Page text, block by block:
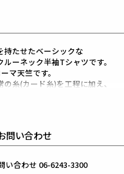
持たせたベーシックな
ーネック半袖Tシャツです。
マ天竺です。
糸(カード糸)を工程に加え、
の平行度を良くするための
して精製した綿の細番手高級糸
したヴィンテージの雰囲気を表
ントはロゴデータ自体にかすれ
(ひび割れ)にパール粉を混ぜてメ
問い合わせ
い合わせ 06-6243-3300